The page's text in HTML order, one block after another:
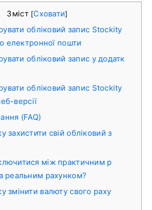
Зміст [Сховати]
обліковий запис Stockity
електронної пошти
обліковий запис у додатк
обліковий запис Stockity
версії
(FAQ)
захистити свій обліковий з
між практичним р
реальним рахунком?
змінити валюту свого раху